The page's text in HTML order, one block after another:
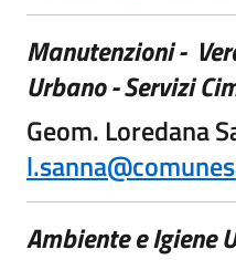
Manutenzioni -
Urbano - Servizi
Geom. Loredana
Ambiente e Igiene